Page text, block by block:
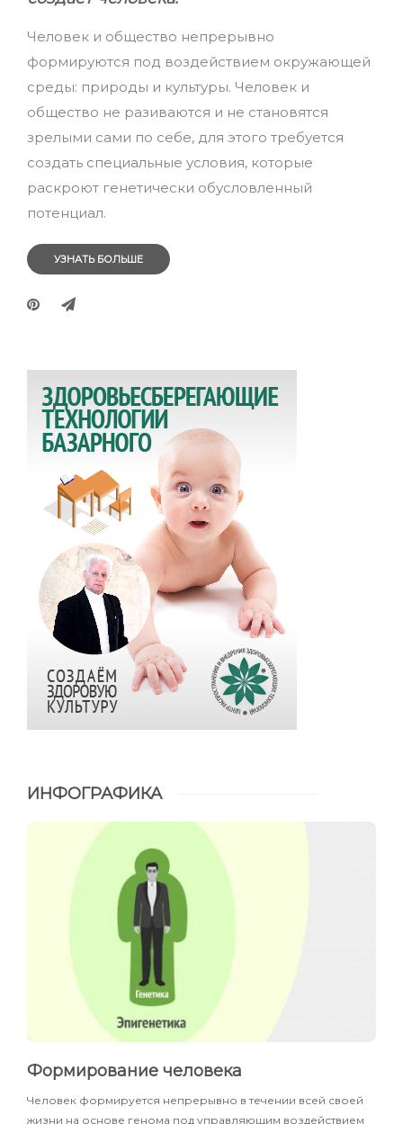
Человек и общество непрерывно
формируются под воздействием окружающей
среды: природы и культуры. Человек и
общество не разиваются и не становятся
зрелыми сами по себе, для этого требуется
создать специальные условия, которые
раскроют генетически обусловленный
потенциал.
УЗНАТЬ БОЛЬШЕ
ИНФОГРАФИКА
Формирование человека
Человек формируется непрерывно в течении всей своей
жизни на основе генома под управляющим воздействием